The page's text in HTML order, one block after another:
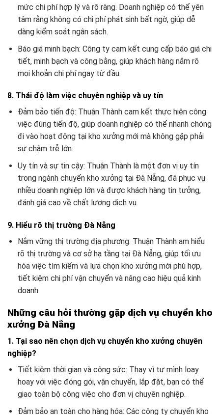
mức chi phí hợp lý và rõ ràng. Doanh nghiệp có thể yên
tâm rằng không có chi phí phát sinh bất ngờ, giúp dễ
dàng kiểm soát ngân sách.
Báo giá minh bạch: Công ty cam kết cung cấp báo giá chi
tiết, minh bạch và công bằng, giúp khách hàng nắm rõ
mọi khoản chi phí ngay từ đầu.
8. Thái độ làm việc chuyên nghiệp và uy tín
Đảm bảo tiến độ: Thuận Thành cam kết thực hiện công
việc đúng tiến độ, giúp doanh nghiệp có thể nhanh chóng
đi vào hoạt động tại kho xưởng mới mà không gặp phải
sự chậm trễ lớn.
Uy tín và sự tin cậy: Thuận Thành là một đơn vị uy tín
trong ngành chuyển kho xưởng tại Đà Nẵng, đã phục vụ
nhiều doanh nghiệp lớn và được khách hàng tin tưởng,
đánh giá cao về chất lượng dịch vụ.
9. Hiểu rõ thị trường Đà Nẵng
Nắm vững thị trường địa phương: Thuận Thành am hiểu
rõ thị trường và cơ sở hạ tầng tại Đà Nẵng, giúp tối ưu
hóa việc tìm kiếm và lựa chọn kho xưởng mới phù hợp,
tiết kiệm chi phí vận chuyển và nâng cao hiệu quả kinh
doanh.
Những câu hỏi thường gặp dịch vụ chuyển kho
xưởng Đà Nẵng
1. Tại sao nên chọn dịch vụ chuyển kho xưởng chuyên
nghiệp?
Tiết kiệm thời gian và công sức: Thay vì tự mình loay
hoay với việc đóng gói, vận chuyển, lắp đặt, bạn có thể
giao toàn bộ công việc cho đơn vị chuyên nghiệp.
Đảm bảo an toàn cho hàng hóa: Các công ty chuyển kho